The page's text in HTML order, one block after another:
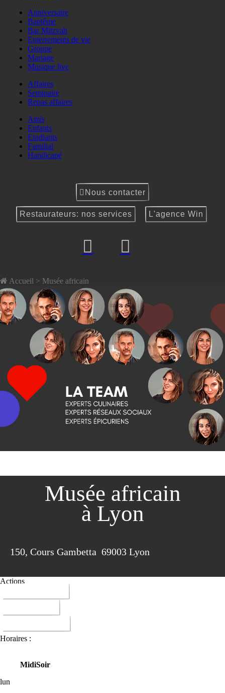
Anniversaire
Baptême
Bar Mitzvah
Enterrements de vie
Groupe
Mariage
Musique live
Affaires
Seminaire
Repas affaires
Amis
Enfants
Etudiants
Familial
Handicapé
Nous contacter
Restaurateurs: nos services L'agence Win
Accueil > Musée africain
Musée africain
à Lyon
150, Cours Gambetta 69003 Lyon
Actions
Horaires :
MidiSoir
lun